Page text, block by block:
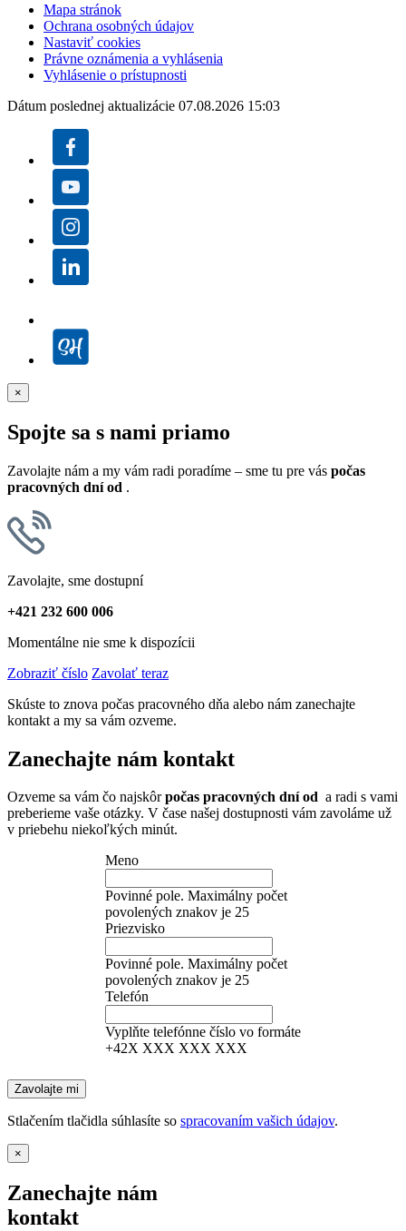
Mapa stránok
Ochrana osobných údajov
Nastaviť cookies
Právne oznámenia a vyhlásenia
Vyhlásenie o prístupnosti
Dátum poslednej aktualizácie 07.08.2026 15:03
×
Spojte sa s nami priamo
Zavolajte nám a my vám radi poradíme – sme tu pre vás počas
pracovných dní od .
Zavolajte, sme dostupní
+421 232 600 006
Momentálne nie sme k dispozícii
Zobraziť číslo Zavolať teraz
Skúste to znova počas pracovného dňa alebo nám zanechajte
kontakt a my sa vám ozveme.
Zanechajte nám kontakt
Ozveme sa vám čo najskôrpočas pracovných dní od a radi s vami
preberieme vaše otázky. V čase našej dostupnosti vám zavoláme už
v priebehu niekoľkých minút.
Meno
Povinné pole. Maximálny počet
povolených znakov je 25
Priezvisko
Povinné pole. Maximálny počet
povolených znakov je 25
Telefón
Vyplňte telefónne číslo vo formáte
+42X XXX XXX XXX
Stlačením tlačidla súhlasíte so spracovaním vašich údajov.
×
Zanechajte nám
kontakt